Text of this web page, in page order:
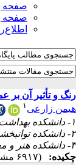
صفحه
صفحه
رنگ و تأثیر آن بر
هیمن زارعی ۱
۱- دانشکده بهداشت، دانشگاه علوم پزشکی جندی‌شاپور اهواز، اهواز، ایران
۲- دانشکده توانبخشی، دانشگاه شهید بهشتی، تهران، ایران
۳- دانشکده هنر و معماری، دانشگاه کردستان، کردستان، ایران ،
چکیده:
(۶۹۱۷ مشاهده)